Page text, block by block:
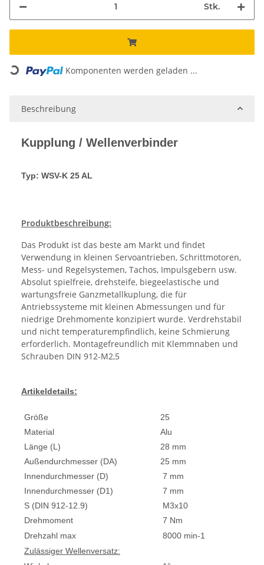
Stk.
Loading... Komponenten werden geladen ...
Beschreibung
Kupplung / Wellenverbinder
Typ: WSV-K 25 AL
Produktbeschreibung:
Das Produkt ist das beste am Markt und findet
Verwendung in kleinen Servoantrieben, Schrittmotoren,
Mess- und Regelsystemen, Tachos, Impulsgebern usw.
Absolut spielfreie, drehsteife, biegeelastische und
wartungsfreie Ganzmetallkuplung, die für
Antriebssysteme mit kleinen Abmessungen und für
niedrige Drehmomente konzipiert wurde. Verdrehstabil
und nicht temperaturempfindlich, keine Schmierung
erforderlich. Montagefreundlich mit Klemmnaben und
Schrauben DIN 912-M2,5
Artikeldetails:
Größe
25
Material
Alu
Länge (L)
28 mm
Außendurchmesser (DA)
25 mm
Innendurchmesser (D)
7 mm
Innendurchmesser (D1)
7 mm
S (DIN 912-12.9)
M3x10
Drehmoment
7 Nm
Drehzahl max
8000 min-1
Zulässiger Wellenversatz: